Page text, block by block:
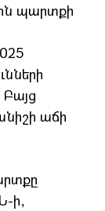
պարտքի
աճի
ի,